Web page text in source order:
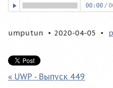
00:00 /
umputun 2020-04-05
« UWP - Выпуск 449